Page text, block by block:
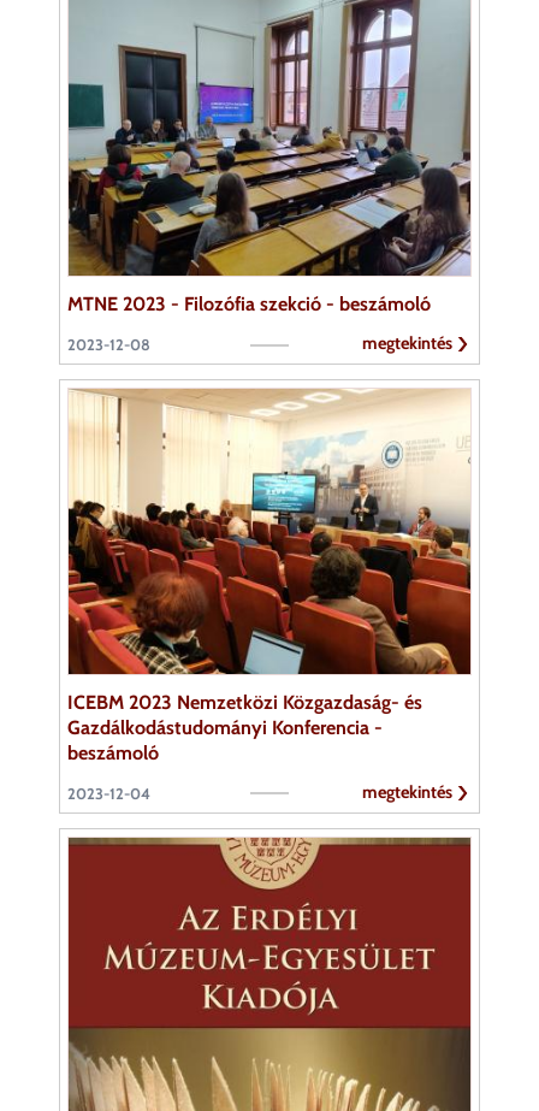
MTNE 2023 - Filozófia szekció - beszámoló
megtekintés
2023-12-08
ICEBM 2023 Nemzetközi Közgazdaság- és
Gazdálkodástudományi Konferencia -
beszámoló
megtekintés
2023-12-04